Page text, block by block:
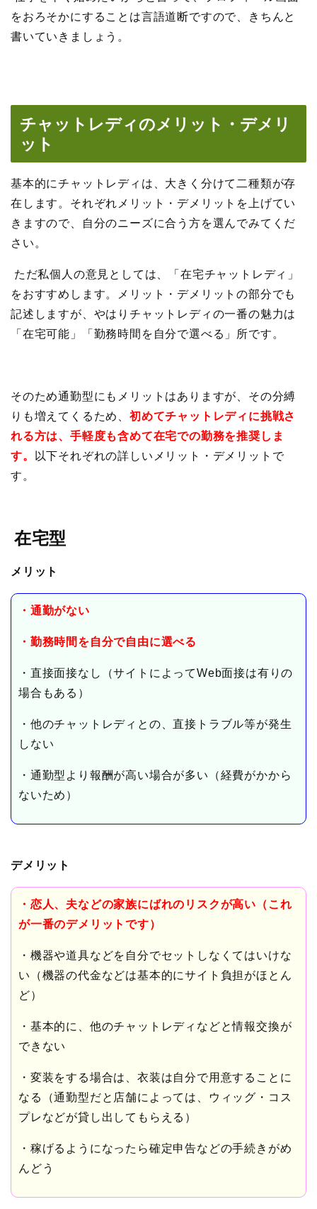
をおろそかにすることは言語道断ですので、きちんと
書いていきましょう。
チャットレディのメリット・デメリ
ット
基本的にチャットレディは、大きく分けて二種類が存
在します。それぞれメリット・デメリットを上げてい
きますので、自分のニーズに合う方を選んでみてくだ
さい。
ただ私個人の意見としては、「在宅チャットレディ」
をおすすめします。メリット・デメリットの部分でも
記述しますが、やはりチャットレディの一番の魅力は
「在宅可能」「勤務時間を自分で選べる」所です。
そのため通勤型にもメリットはありますが、その分縛
りも増えてくるため、 初めてチャットレディに挑戦さ
れる方は、手軽度も含めて在宅での勤務を推奨しま
す。
以下それぞれの詳しいメリット・デメリットで
す。
在宅型
メリット
・通勤がない
・勤務時間を自分で自由に選べる
・直接面接なし（サイトによってWeb面接は有りの
場合もある）
・他のチャットレディとの、直接トラブル等が発生
しない
・通勤型より報酬が高い場合が多い（経費がかから
ないため）
デメリット
・恋人、夫などの家族にばれのリスクが高い（これ
が一番のデメリットです）
・機器や道具などを自分でセットしなくてはいけな
い（機器の代金などは基本的にサイト負担がほとん
ど）
・基本的に、他のチャットレディなどと情報交換が
できない
・変装をする場合は、衣装は自分で用意することに
なる（通勤型だと店舗によっては、ウィッグ・コス
プレなどが貸し出してもらえる）
・稼げるようになったら確定申告などの手続きがめ
んどう